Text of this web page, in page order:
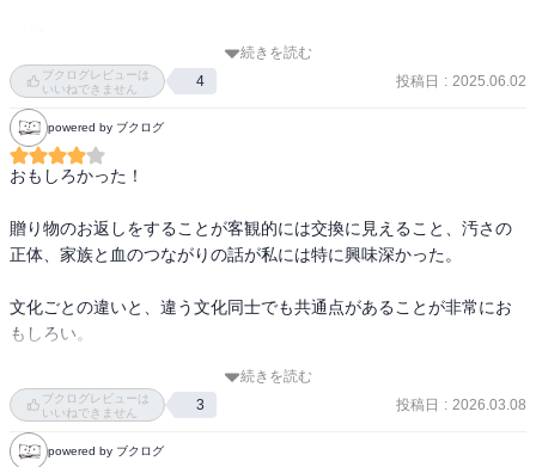
7.宗教と宗教心
日本人は無宗教と言われるが、お守り捨てるとバチあたりなんて言
ったりもする。
NHKの調査によると2018年時点で日本人の6割が無宗教を自認す
る。
①教義と教団を持つ、唯一神への信仰。
②超自然的な力への信仰。
宗教への帰属はないが、信仰心はありそうなのが日本人といえそ
う。
不運なとき、どう解釈するか?
管理の努力、神の加護が足りない、妖術による、など。これらの解
釈は社会によって異なる思考のバリエーション。
私達にとって土足で室内に入るというのは、どこか汚らわしいとい
うイメージを喚起します。私達にとって室内で履かれる靴は「場違
いなもの」なのです。しかし、多くの西洋人はそのように感じない
のでしょう。これは私たちと彼らの内側と外側の感覚が違うことに
関係しています。
ではまだ観念的には外側であり、寝室とリビングの間に内外の境界
線を引きます。彼らにとってプライベートな空間はあくまで寝室で
はないということになります。
日本のシューカツ（学生→社会人）はバンジージャンプ（子供→大
人）のように通過儀礼。現代の就活がつらいのは、通過儀礼だか
ら。通過儀礼における境界状況では、儀礼の参加者が周囲の人々か
ら悪口や罵りを受けるといった現象が見いだせる
続きを読む
ブクログレビューは
いいねできません
4 投稿日 : 2025.06.02
powered by ブクログ
おもしろかった！
贈り物のお返しをすることが客観的には交換に見えること、汚さの
正体、家族と血のつながりの話が私には特に興味深かった。
文化ごとの違いと、違う文化同士でも共通点があることが非常にお
もしろい。
自分の当たり前が必ずしも他者や違う文化における当たり前でない
ことはなんとなくわかったつもりでいたけど、きっと全然わかって
いなくて、この本を読んで自分の「べき」みたいなところが少し緩
続きを読む
ブクログレビューは
いいねできません
3 投稿日 : 2026.03.08
powered by ブクログ